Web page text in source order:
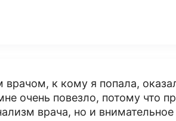
врачом, к кому я попала,
очень повезло, потому что
врача, но и внимательное